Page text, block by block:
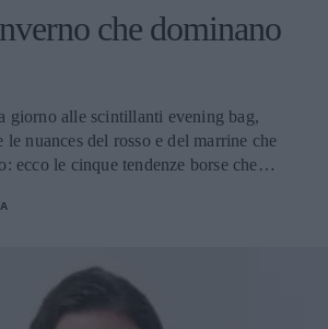
che dominano
giorno alle scintillanti evening bag,
le nuances del rosso e del marrine che
ecco le cinque tendenze borse che